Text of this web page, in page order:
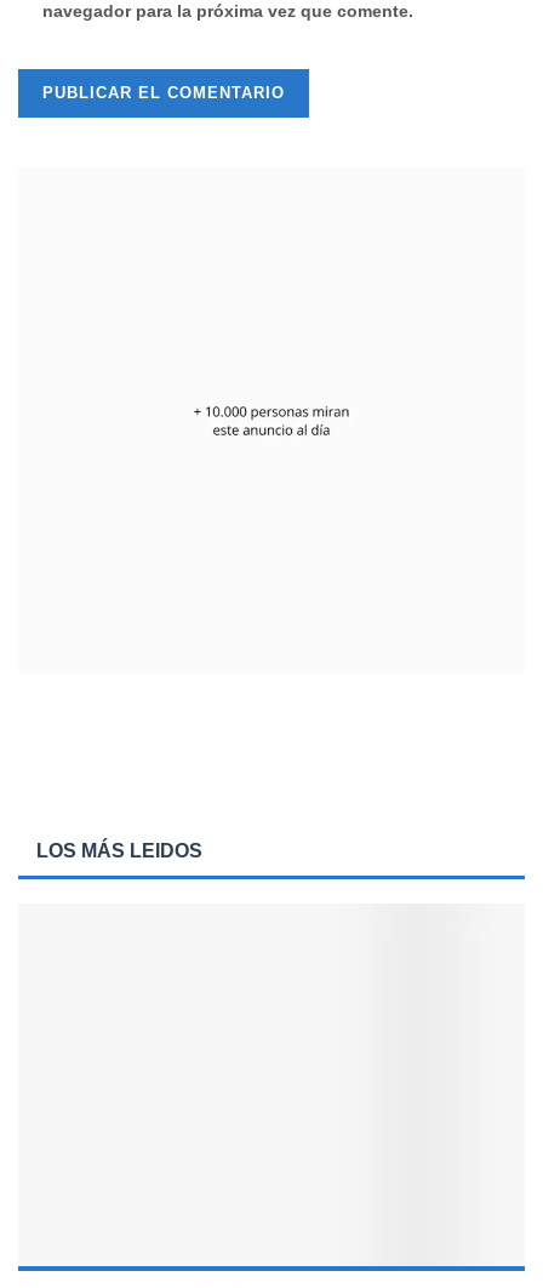
navegador para la próxima vez que comente.
LOS MÁS LEIDOS